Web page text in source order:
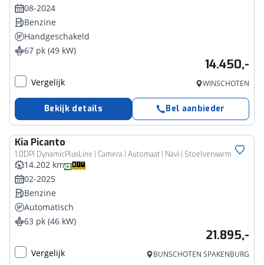
08-2024
Benzine
Handgeschakeld
67 pk (49 kW)
14.450,-
Vergelijk WINSCHOTEN
Bekijk details Bel aanbieder
Kia Picanto
1.0DPI DynamicPlusLine | Camera | Automaat | Navi | Stoelverwarm
14.202 km
02-2025
Benzine
Automatisch
63 pk (46 kW)
21.895,-
Vergelijk BUNSCHOTEN SPAKENBURG